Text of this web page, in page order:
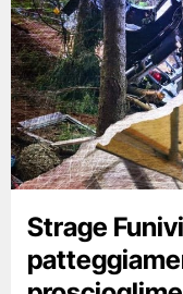
Strage